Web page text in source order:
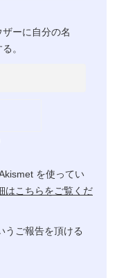
ーに自分の名
。
を使ってい
はこちらをご覧くだ
うご報告を頂ける